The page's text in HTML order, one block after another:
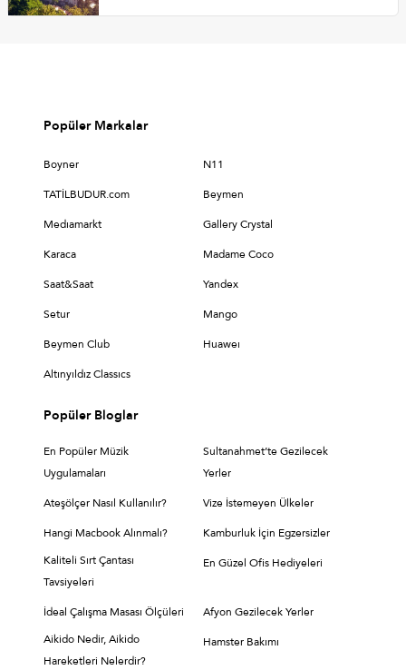
Popüler Markalar
Boyner N11
TATİLBUDUR.com Beymen
Medıamarkt Gallery Crystal
Karaca Madame Coco
Saat&Saat Yandex
Setur Mango
Beymen Club Huaweı
Altınyıldız Classıcs
Popüler Bloglar
En Popüler Müzik
Uygulamaları
Sultanahmet’te Gezilecek
Yerler
Ateşölçer Nasıl Kullanılır? Vize İstemeyen Ülkeler
Hangi Macbook Alınmalı?
Kamburluk İçin Egzersizler
Kaliteli Sırt Çantası
Tavsiyeleri
En Güzel Ofis Hediyeleri
İdeal Çalışma Masası Ölçüleri
Afyon Gezilecek Yerler
Aikido Nedir, Aikido
Hareketleri Nelerdir?
Hamster Bakımı